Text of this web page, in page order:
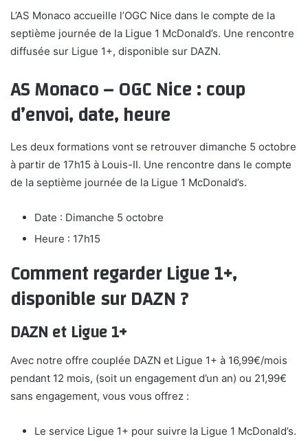
L’AS Monaco accueille l’OGC Nice dans le compte de la
septième journée de la Ligue 1 McDonald’s. Une rencontre
diffusée sur Ligue 1+, disponible sur DAZN.
AS Monaco – OGC Nice : coup
d’envoi, date, heure
Les deux formations vont se retrouver dimanche 5 octobre
à partir de 17h15 à Louis-II. Une rencontre dans le compte
de la septième journée de la Ligue 1 McDonald’s.
Date : Dimanche 5 octobre
Heure : 17h15
Comment regarder Ligue 1+,
disponible sur DAZN ?
DAZN et Ligue 1+
Avec notre offre couplée DAZN et Ligue 1+ à 16,99€/mois
pendant 12 mois, (soit un engagement d’un an) ou 21,99€
sans engagement, vous vous offrez :
Le service Ligue 1+ pour suivre la Ligue 1 McDonald’s.